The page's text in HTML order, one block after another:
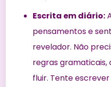
Escrita em diário:
pensamentos e
revelador. Não
regras
fluir. Tente